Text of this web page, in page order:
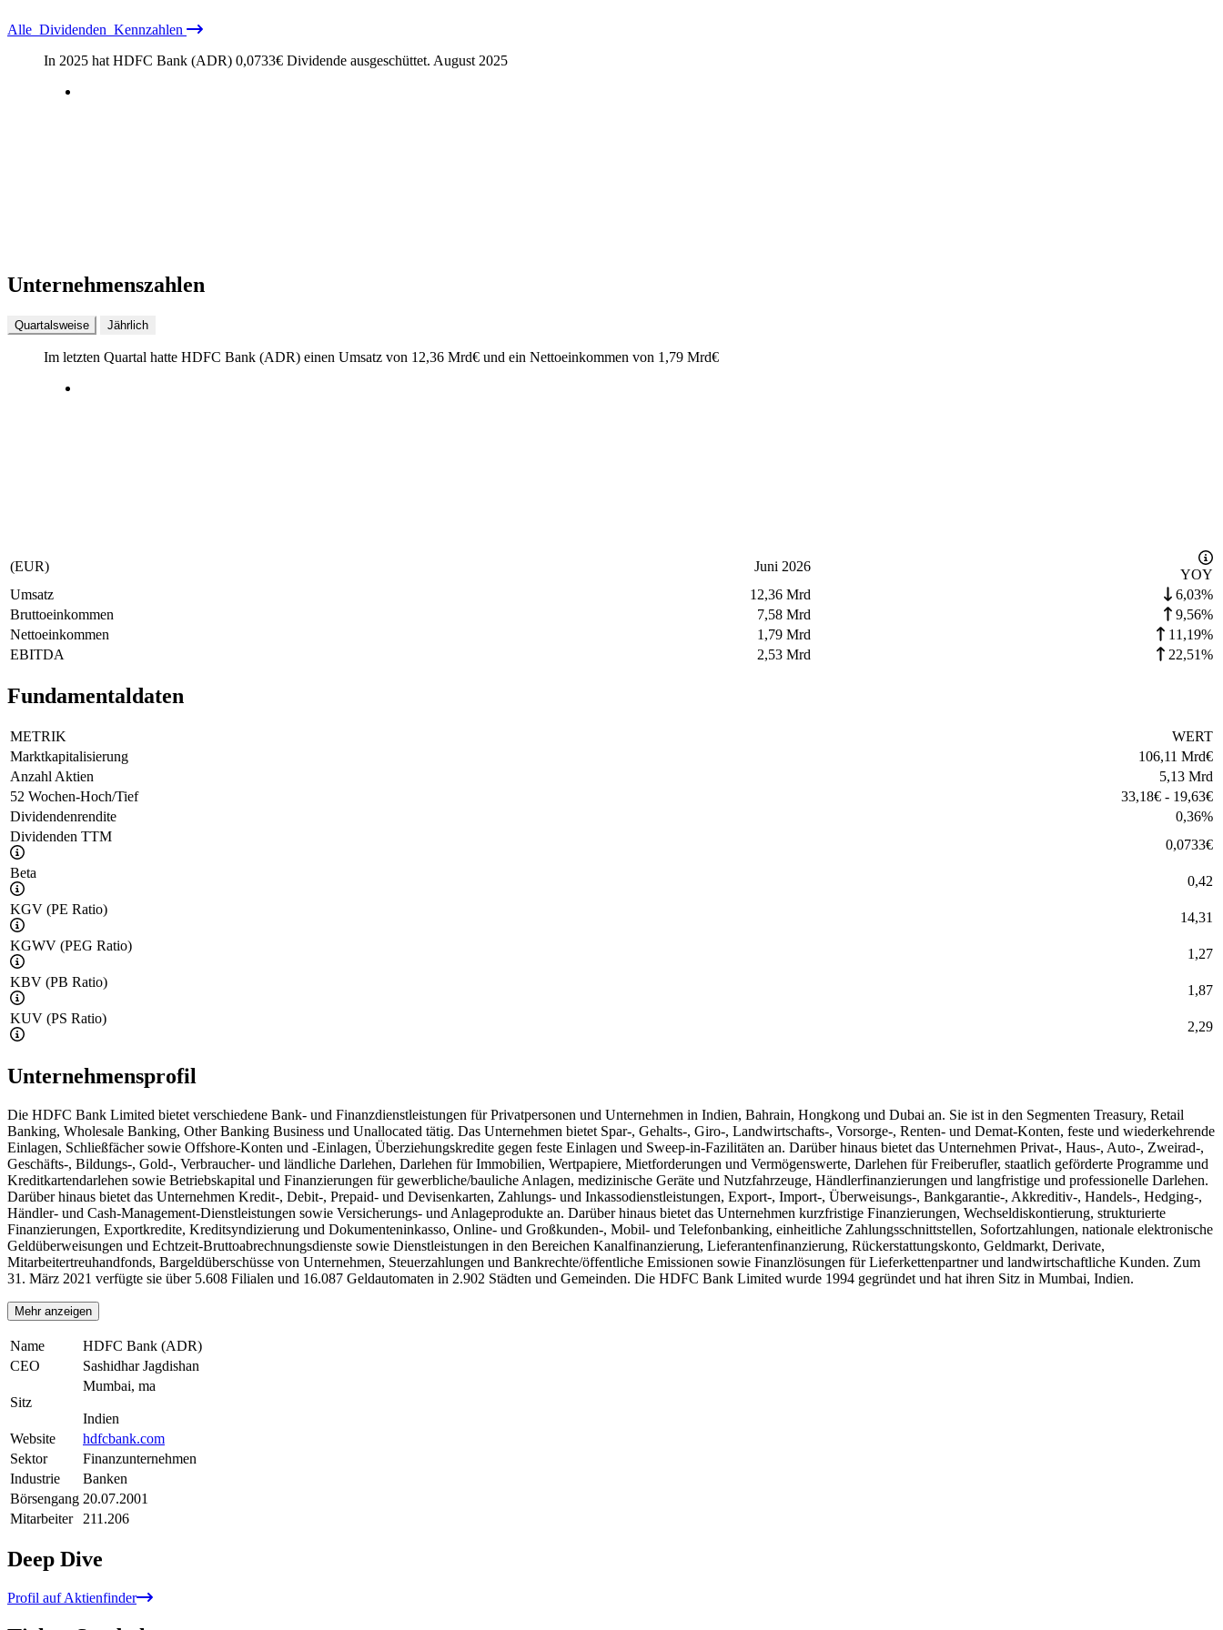
Alle Dividenden Kennzahlen
In 2025 hat HDFC Bank (ADR) 0,0733€ Dividende ausgeschüttet. August 2025
Unternehmenszahlen
Quartalsweise Jährlich
Im letzten Quartal hatte HDFC Bank (ADR) einen Umsatz von 12,36 Mrd€ und ein Nettoeinkommen von 1,79 Mrd€
(EUR) Juni 2026
YOY
Umsatz
12,36 Mrd
6,03%
Bruttoeinkommen
7,58 Mrd
9,56%
Nettoeinkommen
1,79 Mrd
11,19%
EBITDA
2,53 Mrd 22,51%
Fundamentaldaten
METRIK
WERT
Marktkapitalisierung
106,11 Mrd€
Anzahl Aktien
5,13 Mrd
52 Wochen-Hoch/Tief
33,18€ - 19,63€
Dividendenrendite
0,36%
Dividenden TTM
0,0733€
Beta
0,42
KGV (PE Ratio)
14,31
KGWV (PEG Ratio)
1,27
KBV (PB Ratio)
1,87
KUV (PS Ratio)
2,29
Unternehmensprofil
Die HDFC Bank Limited bietet verschiedene Bank- und Finanzdienstleistungen für Privatpersonen und Unternehmen in Indien, Bahrain, Hongkong und Dubai an. Sie ist in den Segmenten Treasury, Retail
Banking, Wholesale Banking, Other Banking Business und Unallocated tätig. Das Unternehmen bietet Spar-, Gehalts-, Giro-, Landwirtschafts-, Vorsorge-, Renten- und Demat-Konten, feste und wiederkehrende
Einlagen, Schließfächer sowie Offshore-Konten und -Einlagen, Überziehungskredite gegen feste Einlagen und Sweep-in-Fazilitäten an. Darüber hinaus bietet das Unternehmen Privat-, Haus-, Auto-, Zweirad-,
Geschäfts-, Bildungs-, Gold-, Verbraucher- und ländliche Darlehen, Darlehen für Immobilien, Wertpapiere, Mietforderungen und Vermögenswerte, Darlehen für Freiberufler, staatlich geförderte Programme und
Kreditkartendarlehen sowie Betriebskapital und Finanzierungen für gewerbliche/bauliche Anlagen, medizinische Geräte und Nutzfahrzeuge, Händlerfinanzierungen und langfristige und professionelle Darlehen.
Darüber hinaus bietet das Unternehmen Kredit-, Debit-, Prepaid- und Devisenkarten, Zahlungs- und Inkassodienstleistungen, Export-, Import-, Überweisungs-, Bankgarantie-, Akkreditiv-, Handels-, Hedging-,
Händler- und Cash-Management-Dienstleistungen sowie Versicherungs- und Anlageprodukte an. Darüber hinaus bietet das Unternehmen kurzfristige Finanzierungen, Wechseldiskontierung, strukturierte
Finanzierungen, Exportkredite, Kreditsyndizierung und Dokumenteninkasso, Online- und Großkunden-, Mobil- und Telefonbanking, einheitliche Zahlungsschnittstellen, Sofortzahlungen, nationale elektronische
Geldüberweisungen und Echtzeit-Bruttoabrechnungsdienste sowie Dienstleistungen in den Bereichen Kanalfinanzierung, Lieferantenfinanzierung, Rückerstattungskonto, Geldmarkt, Derivate,
Mitarbeitertreuhandfonds, Bargeldüberschüsse von Unternehmen, Steuerzahlungen und Bankrechte/öffentliche Emissionen sowie Finanzlösungen für Lieferkettenpartner und landwirtschaftliche Kunden. Zum
31. März 2021 verfügte sie über 5.608 Filialen und 16.087 Geldautomaten in 2.902 Städten und Gemeinden. Die HDFC Bank Limited wurde 1994 gegründet und hat ihren Sitz in Mumbai, Indien.
Mehr anzeigen
Name
HDFC Bank (ADR)
CEO
Sashidhar Jagdishan
Sitz
Mumbai, ma
Indien
Website
hdfcbank.com
Sektor
Finanzunternehmen
Industrie
Banken
Börsengang 20.07.2001
Mitarbeiter
211.206
Deep Dive
Profil auf Aktienfinder